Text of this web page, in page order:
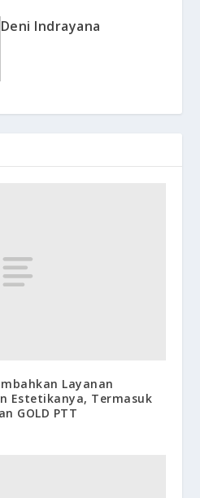
Deni Indrayana
Layanan
Estetikanya, Termasuk
GOLD PTT